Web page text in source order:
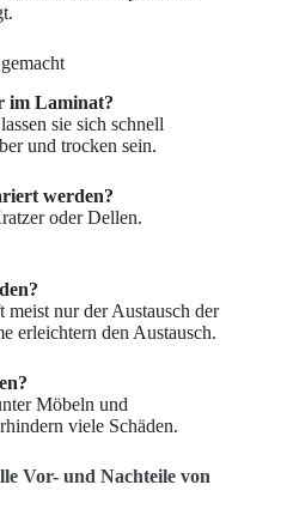
im Laminat?
sie sich schnell
und trocken sein.
werden?
oder Dellen.
nur der Austausch der
erleichtern den Austausch.
Möbeln und
viele Schäden.
Vor- und Nachteile von